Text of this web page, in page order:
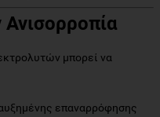
μπορεί να
επαναρρόφησης